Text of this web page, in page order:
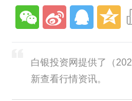
白银投资网提供了（
新查看行情资讯。